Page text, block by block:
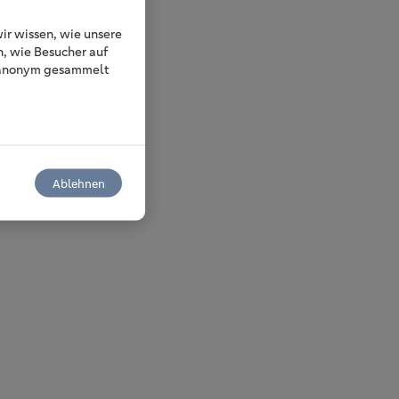
wissen, wie unsere
wie Besucher auf
gesammelt
Ablehnen